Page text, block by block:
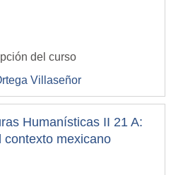
del curso
Villaseñor
Humanísticas II 21 A:
contexto mexicano